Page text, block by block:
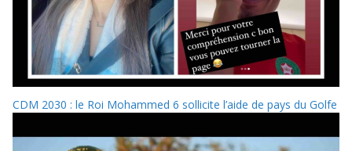
CDM 2030 : le Roi Mohammed 6 sollicite l’aide de pays du Golfe